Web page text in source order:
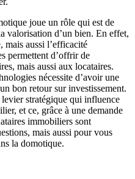
joue un rôle qui est de
valorisation d’un bien. En effet,
mais aussi l’efficacité
permettent d’offrir de
mais aussi aux locataires.
nécessite d’avoir une
bon retour sur investissement.
stratégique qui influence
et ce, grâce à une demande
immobiliers sont
mais aussi pour vous
la domotique.